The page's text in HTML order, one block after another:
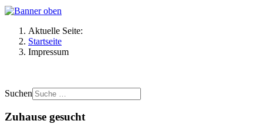
Aktuelle Seite:
Startseite
Impressum
Suchen
Zuhause gesucht